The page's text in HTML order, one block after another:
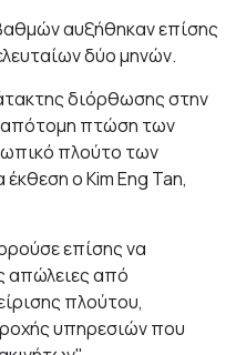
αυξήθηκαν επίσης
δύο μηνών.
διόρθωσης στην
απότομη πτώση των
πλούτο των
ο Kim Eng Tan,
επίσης να
απώλειες από
πλούτου,
υπηρεσιών που